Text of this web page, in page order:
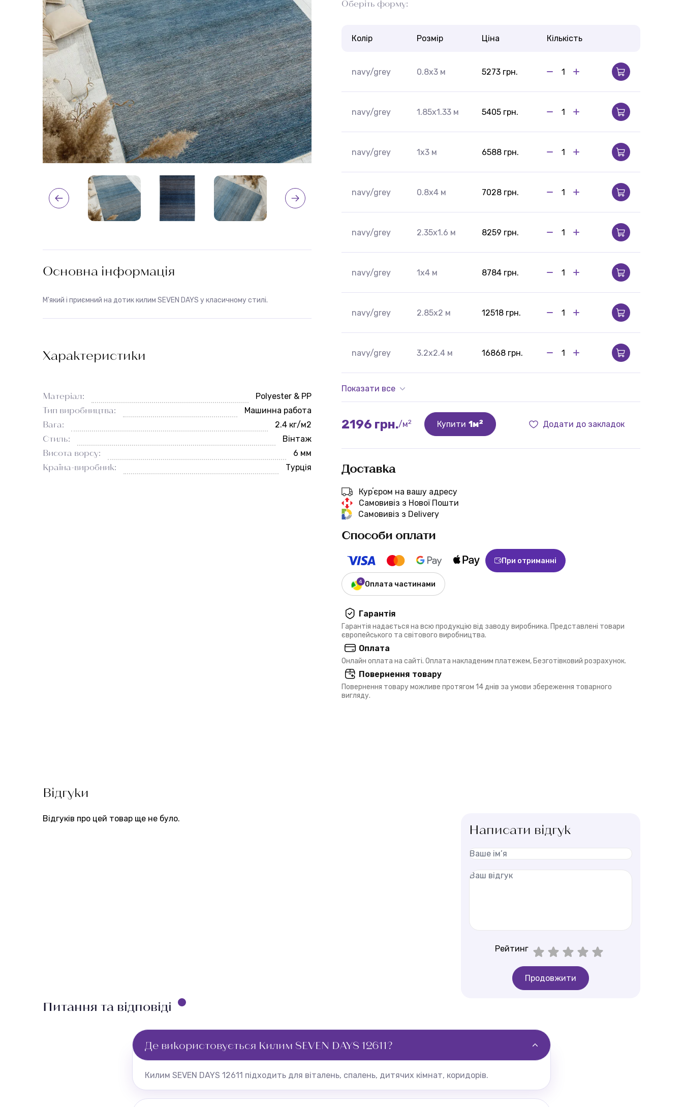
Основна інформація
М'який і приємний на дотик килим SEVEN DAYS у класичному стилі.
Характеристики
Матеріал:
Polyester & PP
Тип виробництва:
Машинна работа
Вага:
2.4 кг/м2
Стиль:
Вінтаж
Висота ворсу:
6 мм
Країна-виробник:
Турція
Оберіть форму:
Колір Розмір Ціна Кількість
navy/grey 0.8x3 м 5273 грн.
navy/grey 1.85x1.33 м 5405 грн.
navy/grey 1x3 м 6588 грн.
navy/grey 0.8x4 м 7028 грн.
navy/grey 2.35x1.6 м 8259 грн.
navy/grey 1x4 м 8784 грн.
navy/grey 2.85x2 м 12518 грн.
navy/grey 3.2x2.4 м 16868 грн.
Показати все
2196 грн./м2 Купити 1м2 Додати до закладок
Доставка
Курʼєром на вашу адресу
Самовивіз з Нової Пошти
Самовивіз з Delivery
Способи оплати
При отриманні
Оплата частинами
Гарантія
Гарантія надається на всю продукцію від заводу виробника. Представлені товари
європейського та світового виробництва.
Оплата
Онлайн оплата на сайті. Оплата накладеним платежем, Безготівковий розрахунок.
Повернення товару
Повернення товару можливе протягом 14 днів за умови збереження товарного
вигляду.
Відгуки
Відгуків про цей товар ще не було.
Написати відгук
Рейтинг
Продовжити
Питання та відповіді
Де використовується Килим SEVEN DAYS 12611?
Килим SEVEN DAYS 12611 підходить для віталень, спалень, дитячих кімнат, коридорів.